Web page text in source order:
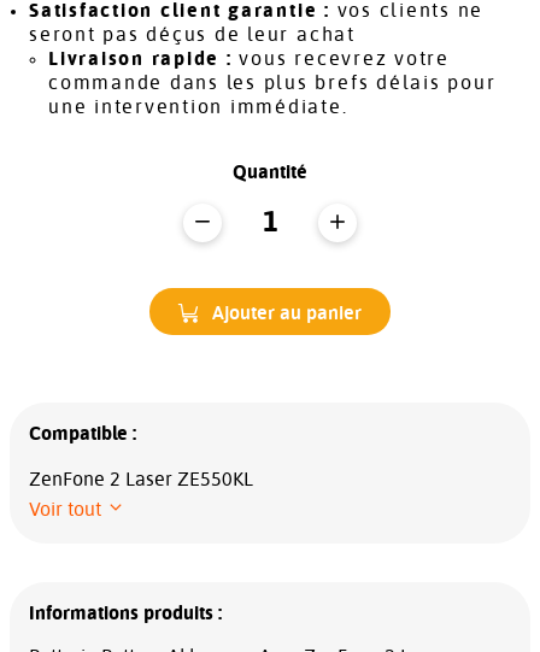
Satisfaction client garantie : vos clients ne
seront pas déçus de leur achat
Livraison rapide : vous recevrez votre
commande dans les plus brefs délais pour
une intervention immédiate.
Quantité
Ajouter au panier
Compatible :
ZenFone 2 Laser ZE550KL
Voir tout
Informations produits :